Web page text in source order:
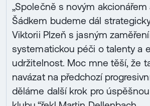
„Společně s novým
Šádkem budeme dál
Viktorii Plzeň s jasným
systematickou péči o talenty a
udržitelnost. Moc mne těší, že
navázat na předchozí
děláme další krok pro